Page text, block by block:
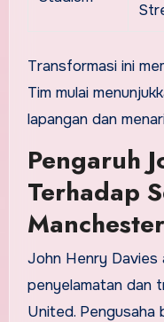
Transformasi ini
Tim mulai
lapangan dan
Pengaruh
Terhadap
John Henry Davies
penyelamatan dan
United. Pengusaha